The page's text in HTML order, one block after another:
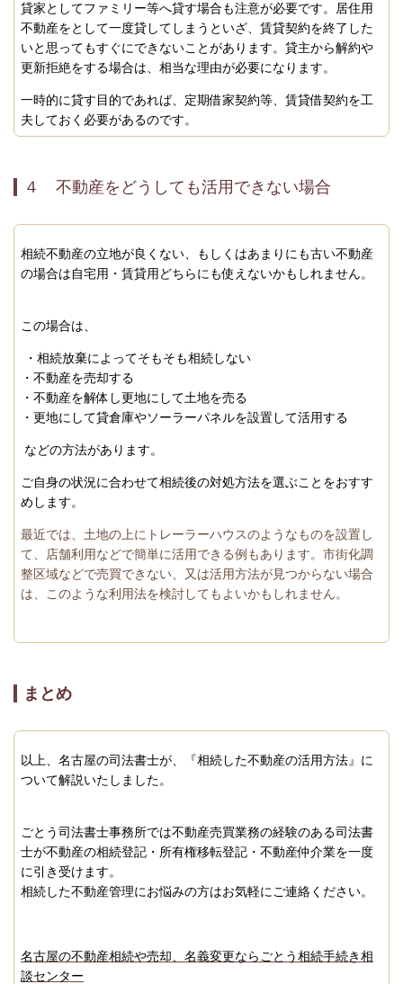
貸家としてファミリー等へ貸す場合も注意が必要です。居住用
不動産をとして一度貸してしまうといざ、賃貸契約を終了した
いと思ってもすぐにできないことがあります。貸主から解約や
更新拒絶をする場合は、相当な理由が必要になります。
一時的に貸す目的であれば、定期借家契約等、賃貸借契約を工
夫しておく必要があるのです。
４ 不動産をどうしても活用できない場合
相続不動産の立地が良くない、もしくはあまりにも古い不動産
の場合は自宅用・賃貸用どちらにも使えないかもしれません。
この場合は、
・相続放棄によってそもそも相続しない
・不動産を売却する
・不動産を解体し更地にして土地を売る
・更地にして貸倉庫やソーラーパネルを設置して活用する
などの方法があります。
ご自身の状況に合わせて相続後の対処方法を選ぶことをおすす
めします。
最近では、土地の上にトレーラーハウスのようなものを設置し
て、店舗利用などで簡単に活用できる例もあります。市街化調
整区域などで売買できない、又は活用方法が見つからない場合
は、このような利用法を検討してもよいかもしれません。
まとめ
以上、名古屋の司法書士が、『相続した不動産の活用方法』に
ついて解説いたしました。
ごとう司法書士事務所では不動産売買業務の経験のある司法書
士が不動産の相続登記・所有権移転登記・不動産仲介業を一度
に引き受けます。
相続した不動産管理にお悩みの方はお気軽にご連絡ください。
名古屋の不動産相続や売却、名義変更ならごとう相続手続き相
談センター